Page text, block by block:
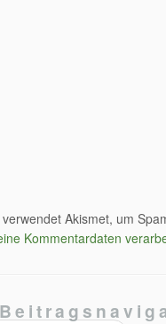
Akismet, um
Kommentardaten